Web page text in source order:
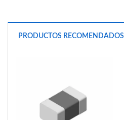
PRODUCTOS RECOMENDADOS